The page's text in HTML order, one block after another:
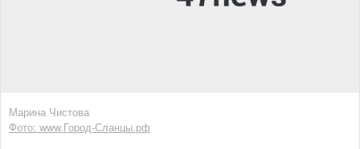
Марина Чистова
Фото: www.Город-Сланцы.рф